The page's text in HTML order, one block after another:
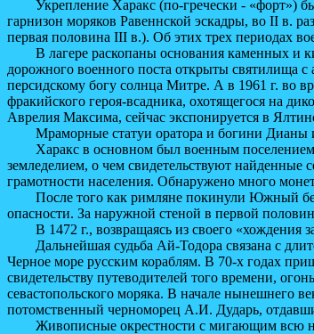
Укрепление Харакс (по-гречески - «форт»)
гарнизон моряков Равеннской эскадры, во II в.
первая половина III в.). Об этих трех периодах
В лагере раскопаны основания каменных и
дорожного военного поста открыты святилища
персидскому богу солнца Митре. А в 1961 г. во
фракийского героя-всадника, охотящегося на
Аврелия Максима, сейчас экспонируется в
Мраморные статуи оратора и богини Дианы из
Харакс в основном был военным поселением,
земледелием, о чем свидетельствуют найденные
грамотности населения. Обнаружено много
После того как римляне покинули Южный
опасности. За наружной стеной в первой
В 1472 г., возвращаясь из своего «хождения
Дальнейшая судьба Ай-Тодора связана с
Черное море русским кораблям. В 70-х годах
свидетельству путеводителей того времени,
севастопольского моряка. В начале нынешнего
потомственный черноморец А.И. Дударь,
Живописные окрестности с мигающим всю